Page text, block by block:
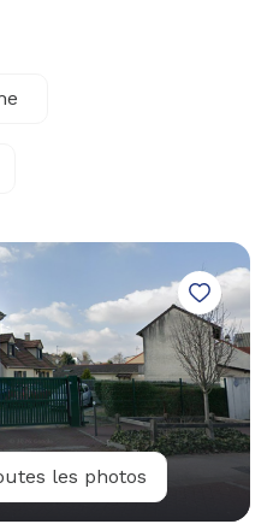
les photos